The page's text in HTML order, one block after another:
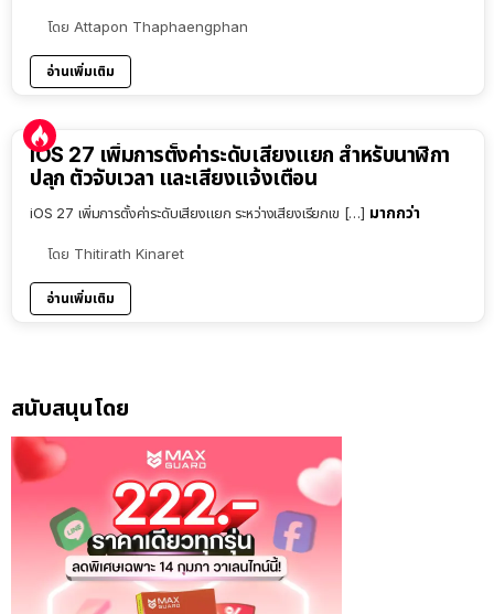
โดย Attapon Thaphaengphan
อ่านเพิ่มเติม
iOS 27 เพิ่มการตั้งค่าระดับเสียงแยก สำหรับนาฬิกา
ปลุก ตัวจับเวลา และเสียงแจ้งเตือน
iOS 27 เพิ่มการตั้งค่าระดับเสียงแยก ระหว่างเสียงเรียกเข […] มากกว่า
โดย Thitirath Kinaret
อ่านเพิ่มเติม
สนับสนุนโดย